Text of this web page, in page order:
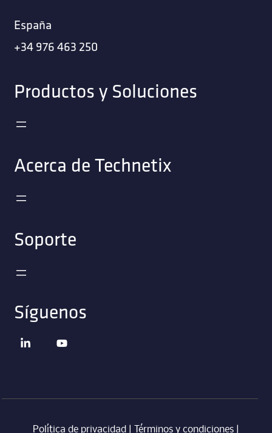
España
+34 976 463 250
Productos y Soluciones
Acerca de Technetix
Soporte
Síguenos
Política de privacidad Términos y condiciones